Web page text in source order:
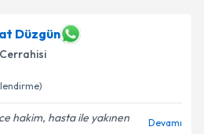
Düzgün
hakim, hasta ile yakınen
Devamı